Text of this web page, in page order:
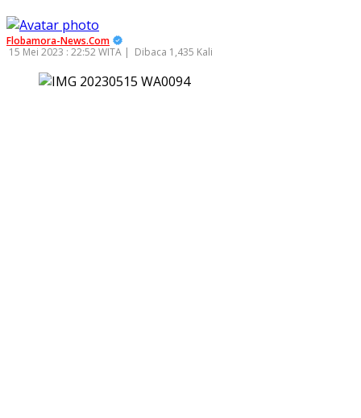
Flobamora-News.Com
15 Mei 2023 : 22:52 WITA | Dibaca 1,435 Kali